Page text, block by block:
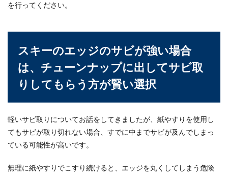
を行ってください。
スキーのエッジのサビが強い場合
は、チューンナップに出してサビ取
りしてもらう方が賢い選択
軽いサビ取りについてお話をしてきましたが、紙やすりを使用し
てもサビが取り切れない場合、すでに中までサビが及んでしまっ
ている可能性が高いです。
無理に紙やすりでこすり続けると、エッジを丸くしてしまう危険